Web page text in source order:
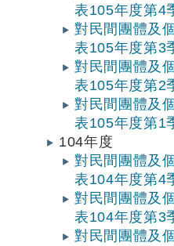
表105年度第4
對民間團體及
表105年度第3
對民間團體及
表105年度第2
對民間團體及
表105年度第1
104年度
對民間團體及
表104年度第4
對民間團體及
表104年度第3
對民間團體及